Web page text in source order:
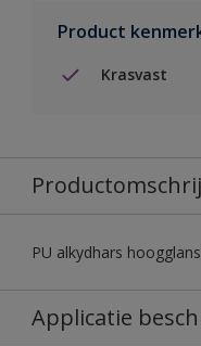
Product
Krasvast
PU alkydhars
Applicatie